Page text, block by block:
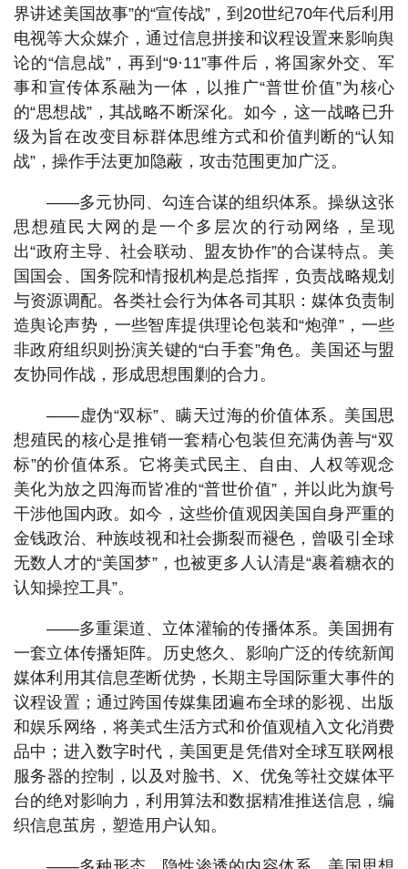
界讲述美国故事”的“宣传战”，到20世纪70年代后利用
电视等大众媒介，通过信息拼接和议程设置来影响舆
论的“信息战”，再到“9·11”事件后，将国家外交、军
事和宣传体系融为一体，以推广“普世价值”为核心
的“思想战”，其战略不断深化。如今，这一战略已升
级为旨在改变目标群体思维方式和价值判断的“认知
战”，操作手法更加隐蔽，攻击范围更加广泛。
——多元协同、勾连合谋的组织体系。操纵这张
思想殖民大网的是一个多层次的行动网络，呈现
出“政府主导、社会联动、盟友协作”的合谋特点。美
国国会、国务院和情报机构是总指挥，负责战略规划
与资源调配。各类社会行为体各司其职：媒体负责制
造舆论声势，一些智库提供理论包装和“炮弹”，一些
非政府组织则扮演关键的“白手套”角色。美国还与盟
友协同作战，形成思想围剿的合力。
——虚伪“双标”、瞒天过海的价值体系。美国思
想殖民的核心是推销一套精心包装但充满伪善与“双
标”的价值体系。它将美式民主、自由、人权等观念
美化为放之四海而皆准的“普世价值”，并以此为旗号
干涉他国内政。如今，这些价值观因美国自身严重的
金钱政治、种族歧视和社会撕裂而褪色，曾吸引全球
无数人才的“美国梦”，也被更多人认清是“裹着糖衣的
认知操控工具”。
——多重渠道、立体灌输的传播体系。美国拥有
一套立体传播矩阵。历史悠久、影响广泛的传统新闻
媒体利用其信息垄断优势，长期主导国际重大事件的
议程设置；通过跨国传媒集团遍布全球的影视、出版
和娱乐网络，将美式生活方式和价值观植入文化消费
品中；进入数字时代，美国更是凭借对全球互联网根
服务器的控制，以及对脸书、X、优兔等社交媒体平
台的绝对影响力，利用算法和数据精准推送信息，编
织信息茧房，塑造用户认知。